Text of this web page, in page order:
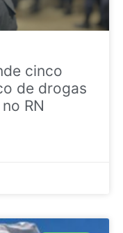
cinco
de drogas
RN